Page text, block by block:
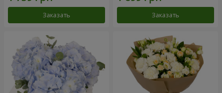
Заказать Заказать